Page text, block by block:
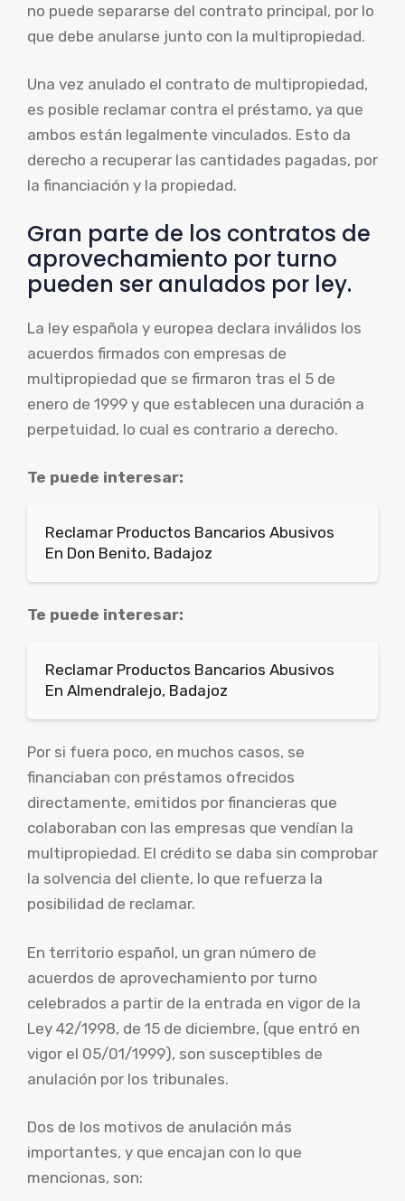
no puede separarse del contrato principal, por lo
que debe anularse junto con la multipropiedad.
Una vez anulado el contrato de multipropiedad,
es posible reclamar contra el préstamo, ya que
ambos están legalmente vinculados. Esto da
derecho a recuperar las cantidades pagadas, por
la financiación y la propiedad.
Gran parte de los contratos de
aprovechamiento por turno
pueden ser anulados por ley.
La ley española y europea declara inválidos los
acuerdos firmados con empresas de
multipropiedad que se firmaron tras el 5 de
enero de 1999 y que establecen una duración a
perpetuidad, lo cual es contrario a derecho.
Te puede interesar:
Reclamar Productos Bancarios Abusivos
En Don Benito, Badajoz
Te puede interesar:
Reclamar Productos Bancarios Abusivos
En Almendralejo, Badajoz
Por si fuera poco, en muchos casos, se
financiaban con préstamos ofrecidos
directamente, emitidos por financieras que
colaboraban con las empresas que vendían la
multipropiedad. El crédito se daba sin comprobar
la solvencia del cliente, lo que refuerza la
posibilidad de reclamar.
En territorio español, un gran número de
acuerdos de aprovechamiento por turno
celebrados a partir de la entrada en vigor de la
Ley 42/1998, de 15 de diciembre, (que entró en
vigor el 05/01/1999), son susceptibles de
anulación por los tribunales.
Dos de los motivos de anulación más
importantes, y que encajan con lo que
mencionas, son: